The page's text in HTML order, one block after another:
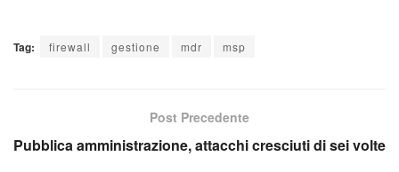
Tag: firewall gestione mdr msp
Post Precedente
Pubblica amministrazione, attacchi cresciuti di sei volte